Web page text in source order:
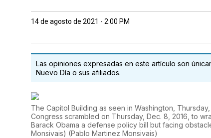
14 de agosto de 2021 - 2:00 PM
Las opiniones expresadas en este artículo son
Nuevo Día o sus afiliados.
The Capitol Building as seen in Washington,
Congress scrambled on Thursday, Dec. 8, 2016, to
Barack Obama a defense policy bill but facing
Monsivais) (Pablo Martinez Monsivais)